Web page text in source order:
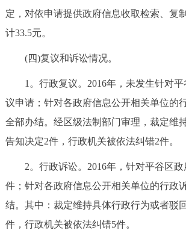
定，对依申请提供政府信息收取检索、复
计33.5元。
(四)复议和诉讼情况。
1。行政复议。2016年，未发生针对平
议申请；针对各政府信息公开相关单位的
全部办结。经区级法制部门审理，裁定维
告知决定2件，行政机关被依法纠错2件。
2。行政诉讼。2016年，针对平谷区政
件；针对各政府信息公开相关单位的行政
结。其中：裁定维持具体行政行为或者驳
件，行政机关被依法纠错5件。